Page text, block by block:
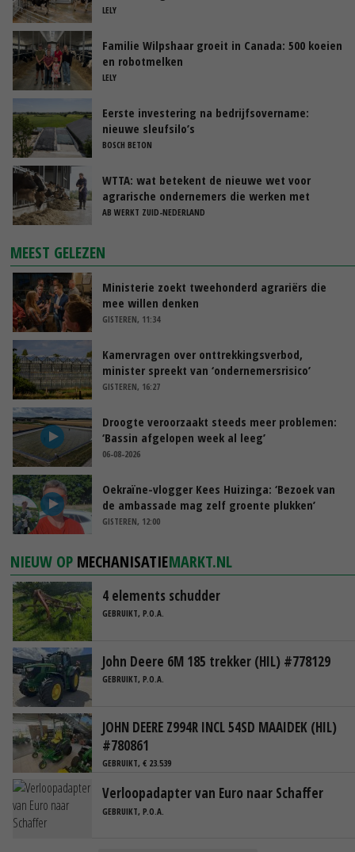
LELY
Familie Wilpshaar groeit in Canada: 500 koeien
en robotmelken
LELY
Eerste investering na bedrijfsovername:
nieuwe sleufsilo’s
BOSCH BETON
WTTA: wat betekent de nieuwe wet voor
agrarische ondernemers die werken met
uitzendkrachten?
AB WERKT ZUID-NEDERLAND
MEEST GELEZEN
Ministerie zoekt tweehonderd agrariërs die
mee willen denken
GISTEREN, 11:34
Kamervragen over onttrekkingsverbod,
minister spreekt van ‘ondernemersrisico’
GISTEREN, 16:27
Droogte veroorzaakt steeds meer problemen:
‘Bassin afgelopen week al leeg’
06-08-2026
Oekraïne-vlogger Kees Huizinga: ‘Bezoek van
de ambassade mag zelf groente plukken’
GISTEREN, 12:00
NIEUW OP MECHANISATIEMARKT.NL
4 elements schudder
GEBRUIKT, P.O.A.
John Deere 6M 185 trekker (HIL) #778129
GEBRUIKT, P.O.A.
JOHN DEERE Z994R INCL 54SD MAAIDEK (HIL)
#780861
GEBRUIKT, € 23.539
Verloopadapter van Euro naar Schaffer
GEBRUIKT, P.O.A.